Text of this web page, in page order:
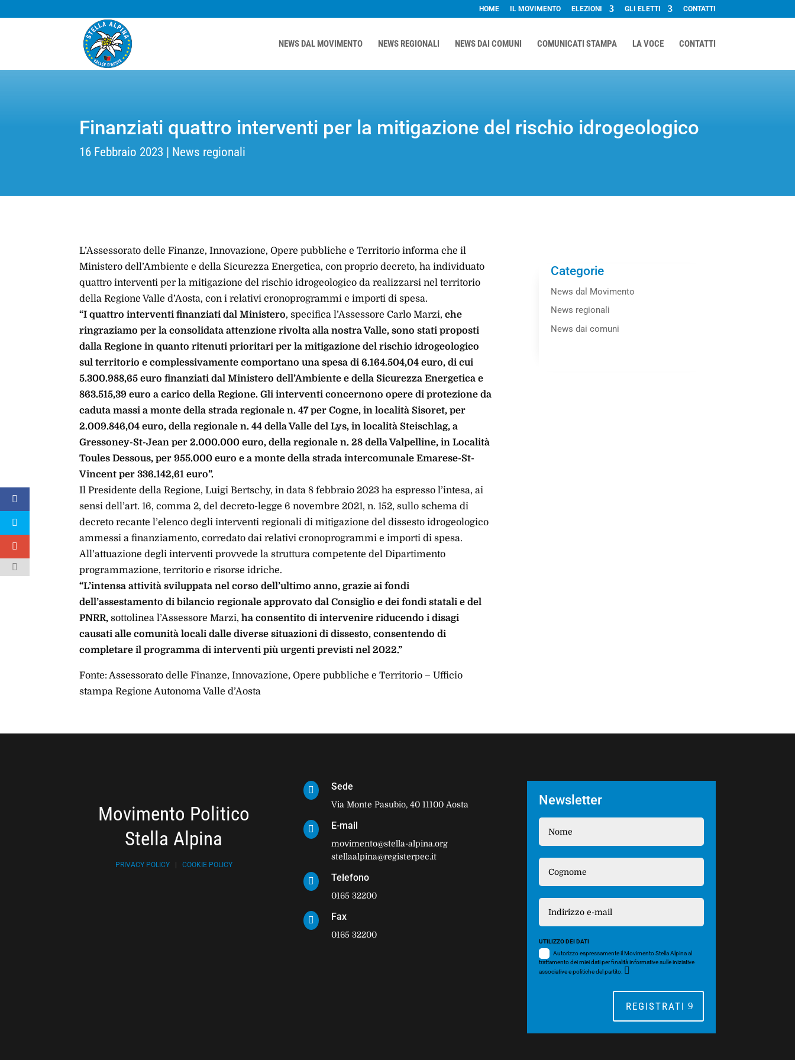
HOME IL MOVIMENTO ELEZIONI GLI ELETTI CONTATTI
NEWS DAL MOVIMENTO NEWS REGIONALI NEWS DAI COMUNI COMUNICATI STAMPA LA VOCE CONTATTI
Finanziati quattro interventi per la mitigazione del rischio idrogeologico
16 Febbraio 2023 News regionali
L’Assessorato delle Finanze, Innovazione, Opere pubbliche e Territorio informa che il
Ministero dell’Ambiente e della Sicurezza Energetica, con proprio decreto, ha individuato
quattro interventi per la mitigazione del rischio idrogeologico da realizzarsi nel territorio
della Regione Valle d’Aosta, con i relativi cronoprogrammi e importi di spesa.
“I quattro interventi finanziati dal Ministero, specifica l’Assessore Carlo Marzi,che
ringraziamo per la consolidata attenzione rivolta alla nostra Valle, sono stati proposti
dalla Regione in quanto ritenuti prioritari per la mitigazione del rischio idrogeologico
sul territorio e complessivamente comportano una spesa di 6.164.504,04 euro, di cui
5.300.988,65 euro finanziati dal Ministero dell’Ambiente e della Sicurezza Energetica e
863.515,39 euro a carico della Regione. Gli interventi concernono opere di protezione da
caduta massi a monte della strada regionale n. 47 per Cogne, in località Sisoret, per
2.009.846,04 euro, della regionale n. 44 della Valle del Lys, in località Steischlag, a
Gressoney-St-Jean per 2.000.000 euro, della regionale n. 28 della Valpelline, in Località
Toules Dessous, per 955.000 euro e a monte della strada intercomunale Emarese-St-
Vincent per 336.142,61 euro”.
Il Presidente della Regione, Luigi Bertschy, in data 8 febbraio 2023 ha espresso l’intesa, ai
sensi dell’art. 16, comma 2, del decreto-legge 6 novembre 2021, n. 152, sullo schema di
decreto recante l’elenco degli interventi regionali di mitigazione del dissesto idrogeologico
ammessi a finanziamento, corredato dai relativi cronoprogrammi e importi di spesa.
All’attuazione degli interventi provvede la struttura competente del Dipartimento
programmazione, territorio e risorse idriche.
“L’intensa attività sviluppata nel corso dell’ultimo anno, grazie ai fondi
dell’assestamento di bilancio regionale approvato dal Consiglio e dei fondi statali e del
PNRR, sottolinea l’Assessore Marzi,ha consentito di intervenire riducendo i disagi
causati alle comunità locali dalle diverse situazioni di dissesto, consentendo di
completare il programma di interventi più urgenti previsti nel 2022.”
Fonte: Assessorato delle Finanze, Innovazione, Opere pubbliche e Territorio – Ufficio
stampa Regione Autonoma Valle d’Aosta
Categorie
News dal Movimento
News regionali
News dai comuni
Movimento Politico
Stella Alpina
PRIVACY POLICY| COOKIE POLICY
 Sede
Via Monte Pasubio, 40 11100 Aosta
 E-mail
movimento@stella-alpina.org
stellaalpina@registerpec.it
 Telefono
0165 32200
 Fax
0165 32200
Newsletter
UTILIZZO DEI DATI
Autorizzo espressamente il Movimento Stella Alpina al
trattamento dei miei dati per finalità informative sulle iniziative
associative e politiche del partito.
REGISTRATI